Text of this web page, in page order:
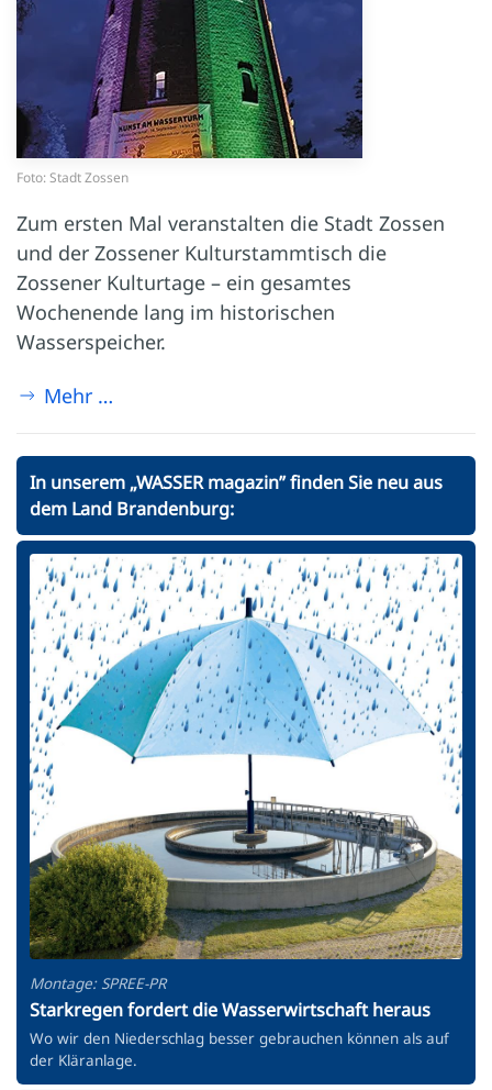
Foto: Stadt Zossen
Zum ersten Mal veranstalten die Stadt Zossen
und der Zossener Kulturstammtisch die
Zossener Kulturtage – ein gesamtes
Wochenende lang im historischen
Wasserspeicher.
Mehr …
In unserem „WASSER magazin” finden Sie neu aus
dem Land Brandenburg:
Montage: SPREE-PR
Starkregen fordert die Wasserwirtschaft heraus
Wo wir den Niederschlag besser gebrauchen können als auf
der Kläranlage.